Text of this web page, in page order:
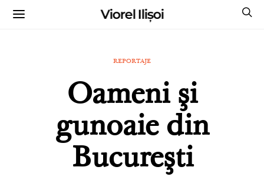
Viorel Ilișoi
REPORTAJE
Oameni şi
gunoaie din
Bucureşti
CUMPĂRĂ CĂRȚILE MELE CU